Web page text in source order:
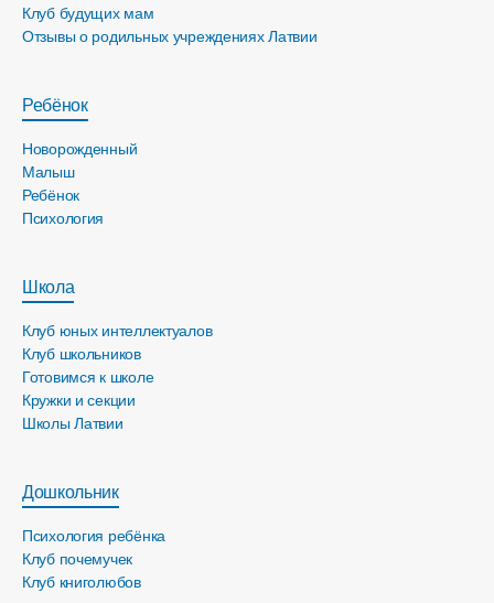
Клуб будущих мам
Отзывы о родильных учреждениях Латвии
Ребёнок
Новорожденный
Малыш
Ребёнок
Психология
Школа
Клуб юных интеллектуалов
Клуб школьников
Готовимся к школе
Кружки и секции
Школы Латвии
Дошкольник
Психология ребёнка
Клуб почемучек
Клуб книголюбов